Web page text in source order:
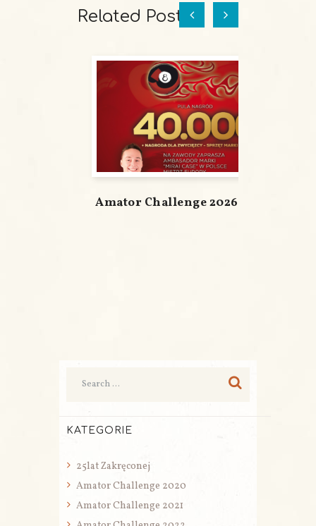
Related Posts
Amator Challenge 2026
KATEGORIE
25lat Zakręconej
Amator Challenge 2020
Amator Challenge 2021